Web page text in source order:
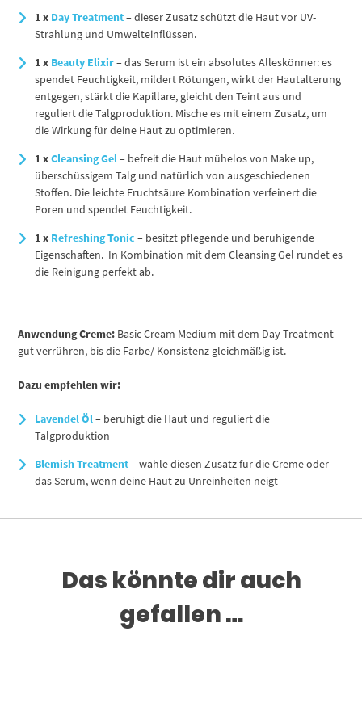
1 x Day Treatment– dieser Zusatz schützt die Haut vor UV-
Strahlung und Umwelteinflüssen.
1 x Beauty Elixir– das Serum ist ein absolutes Alleskönner: es
spendet Feuchtigkeit, mildert Rötungen, wirkt der Hautalterung
entgegen, stärkt die Kapillare, gleicht den Teint aus und
reguliert die Talgproduktion. Mische es mit einem Zusatz, um
die Wirkung für deine Haut zu optimieren.
1 xCleansing Gel– befreit die Haut mühelos von Make up,
überschüssigem Talg und natürlich von ausgeschiedenen
Stoffen. Die leichte Fruchtsäure Kombination verfeinert die
Poren und spendet Feuchtigkeit.
1 x Refreshing Tonic – besitzt pflegende und beruhigende
Eigenschaften. In Kombination mit dem Cleansing Gel rundet es
die Reinigung perfekt ab.
Anwendung Creme: Basic Cream Medium mit dem Day Treatment
gut verrühren, bis die Farbe/ Konsistenz gleichmäßig ist.
Dazu empfehlen wir:
Lavendel Öl– beruhigt die Haut und reguliert die
Talgproduktion
Blemish Treatment– wähle diesen Zusatz für die Creme oder
das Serum, wenn deine Haut zu Unreinheiten neigt
Das könnte dir auch
gefallen …